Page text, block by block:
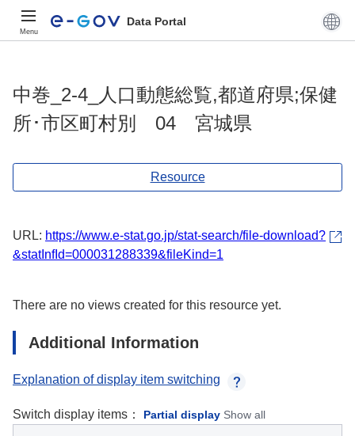
Menu
Data Portal
中巻_2-4_人口動態総覧,都道府県;保健
所･市区町村別 04 宮城県
Resource
URL: https://www.e-stat.go.jp/stat-search/file-download?
&statInfId=000031288339&fileKind=1
There are no views created for this resource yet.
Additional Information
Explanation of display item switching
Switch display items： Partial display Show all